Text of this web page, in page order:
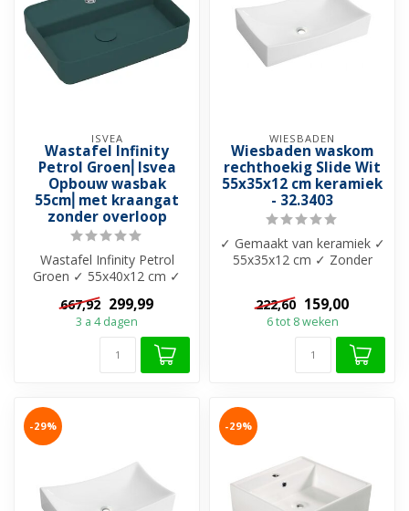
ISVEA
Wastafel Infinity
Petrol Groen⎢Isvea
Opbouw wasbak
55cm⎢met kraangat
zonder overloop
Wastafel Infinity Petrol
Groen ✓ 55x40x12 cm ✓
✓ Zonder...
667,92 299,99
3 a 4 dagen
WIESBADEN
Wiesbaden waskom
rechthoekig Slide Wit
55x35x12 cm keramiek
- 32.3403
✓ Gemaakt van keramiek ✓
55x35x12 cm ✓ Zonder
222,60 159,00
6 tot 8 weken
-29% -29%